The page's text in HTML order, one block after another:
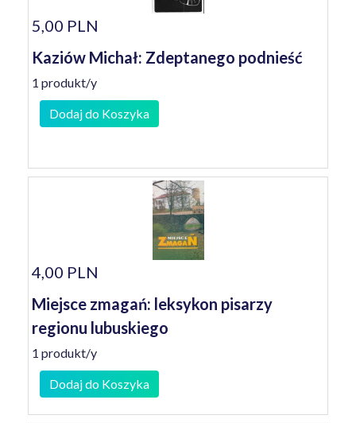
5,00 PLN
Kaziów Michał: Zdeptanego podnieść
1 produkt/y
Dodaj do Koszyka
4,00 PLN
Miejsce zmagań: leksykon pisarzy
regionu lubuskiego
1 produkt/y
Dodaj do Koszyka